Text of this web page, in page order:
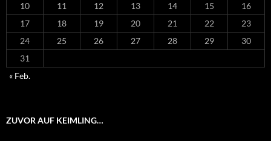
10
11 12 13 14 15
16
17
18 19 20 21 22
23
24
25 26 27 28 29
30
31
« Feb.
ZUVOR AUF KEIMLING…